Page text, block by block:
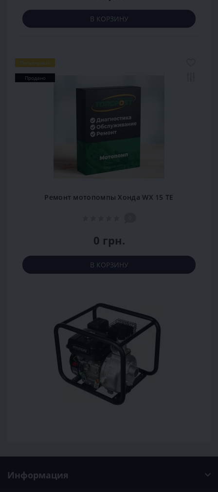
В КОРЗИНУ
Популярный
Продано
Ремонт мотопомпы Хонда WX 15 TE
0 грн.
В КОРЗИНУ
Информация